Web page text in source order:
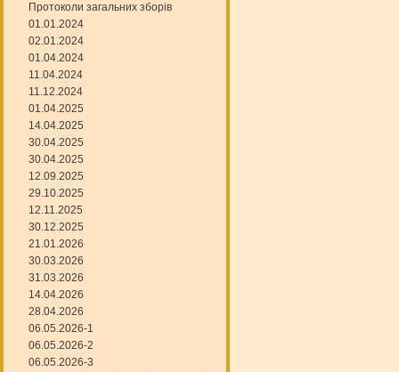
Протоколи загальних зборів
01.01.2024
02.01.2024
01.04.2024
11.04.2024
11.12.2024
01.04.2025
14.04.2025
30.04.2025
30.04.2025
12.09.2025
29.10.2025
12.11.2025
30.12.2025
21.01.2026
30.03.2026
31.03.2026
14.04.2026
28.04.2026
06.05.2026-1
06.05.2026-2
06.05.2026-3